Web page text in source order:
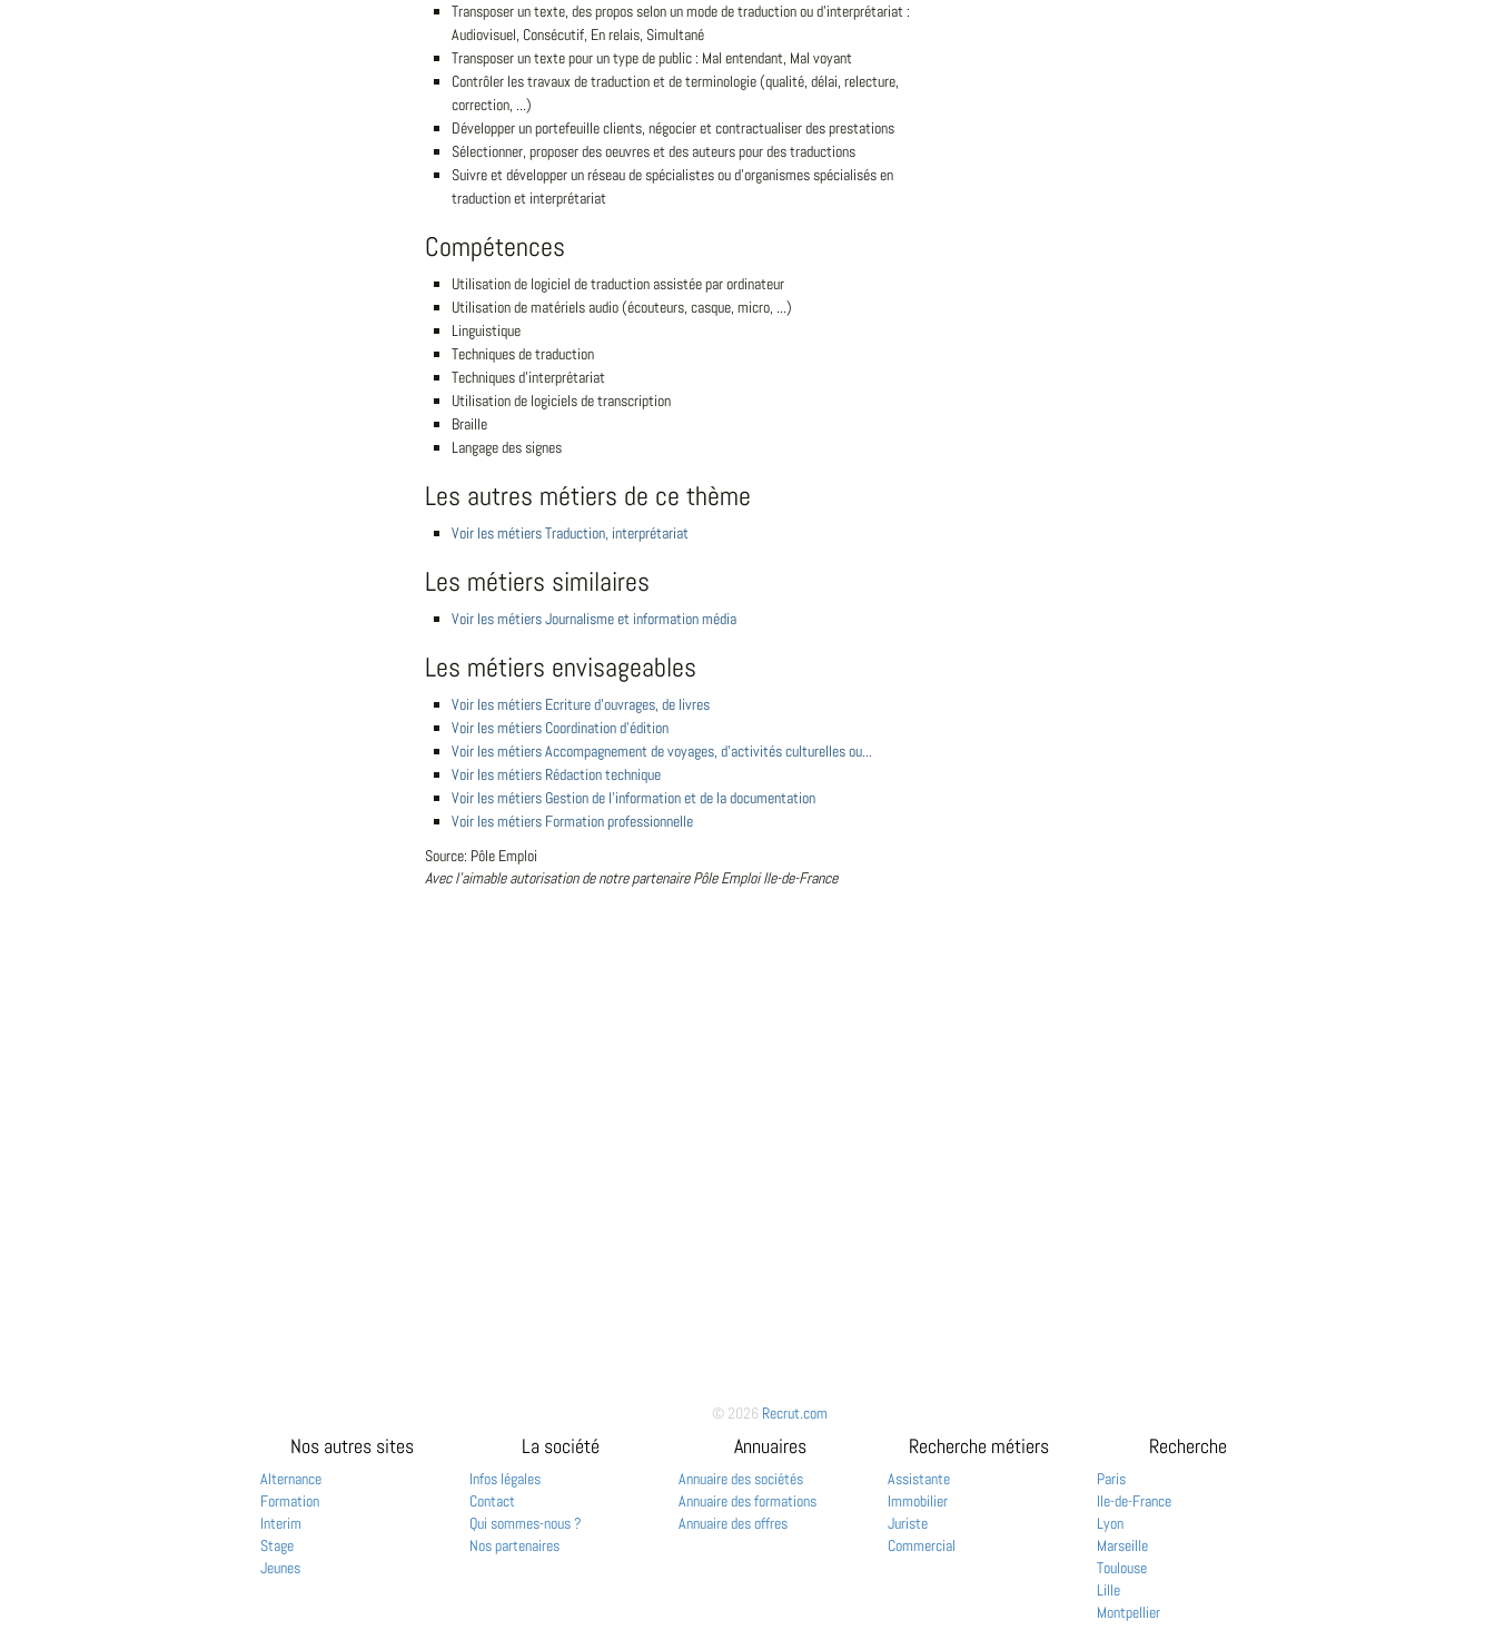
Transposer un texte, des propos selon un mode de traduction ou d'interprétariat :
Audiovisuel, Consécutif, En relais, Simultané
Transposer un texte pour un type de public : Mal entendant, Mal voyant
Contrôler les travaux de traduction et de terminologie (qualité, délai, relecture,
correction, ...)
Développer un portefeuille clients, négocier et contractualiser des prestations
Sélectionner, proposer des oeuvres et des auteurs pour des traductions
Suivre et développer un réseau de spécialistes ou d'organismes spécialisés en
traduction et interprétariat
Compétences
Utilisation de logiciel de traduction assistée par ordinateur
Utilisation de matériels audio (écouteurs, casque, micro, ...)
Linguistique
Techniques de traduction
Techniques d'interprétariat
Utilisation de logiciels de transcription
Braille
Langage des signes
Les autres métiers de ce thème
Voir les métiers Traduction, interprétariat
Les métiers similaires
Voir les métiers Journalisme et information média
Les métiers envisageables
Voir les métiers Ecriture d'ouvrages, de livres
Voir les métiers Coordination d'édition
Voir les métiers Accompagnement de voyages, d'activités culturelles ou...
Voir les métiers Rédaction technique
Voir les métiers Gestion de l'information et de la documentation
Voir les métiers Formation professionnelle
Source: Pôle Emploi
Avec l'aimable autorisation de notre partenaire Pôle Emploi Ile-de-France
© 2026 Recrut.com
Nos autres sites
Alternance
Formation
Interim
Stage
Jeunes
La société
Infos légales
Contact
Qui sommes-nous ?
Nos partenaires
Annuaires
Annuaire des sociétés
Annuaire des formations
Annuaire des offres
Recherche métiers
Assistante
Immobilier
Juriste
Commercial
Recherche
Paris
Ile-de-France
Lyon
Marseille
Toulouse
Lille
Montpellier